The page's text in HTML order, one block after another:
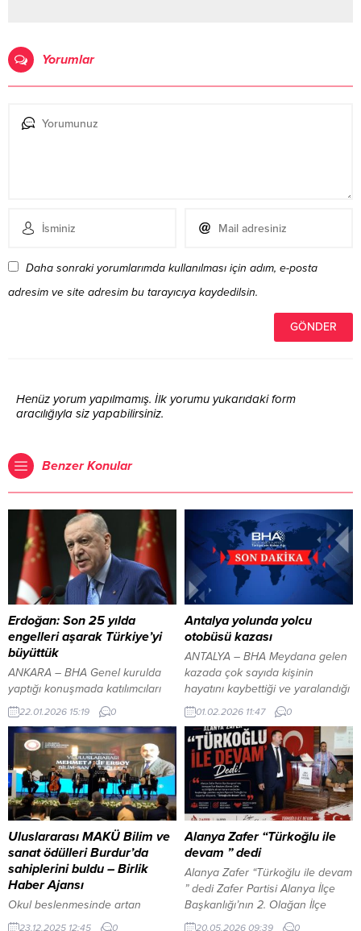
Yorumlar
Daha sonraki yorumlarımda kullanılması için adım, e-posta
adresim ve site adresim bu tarayıcıya kaydedilsin.
Henüz yorum yapılmamış. İlk yorumu yukarıdaki form
aracılığıyla siz yapabilirsiniz.
Benzer Konular
Erdoğan: Son 25 yılda
engelleri aşarak Türkiye’yi
büyüttük
ANKARA – BHA Genel kurulda
yaptığı konuşmada katılımcıları
selamlayan Erdoğan, toplantının
iş dünyası ve ülke adına hayırlı
olmasını temenni etti. Türkiye’nin
ekonomik hedeflerine
ulaşmasında girişimcilerin,
yatırımcıların ve çalışanların
önemli rol oynadığını vurgulayan
Erdoğan, yurt içinde ve yurt
dışında faaliyet gösteren iş
insanlarına teşekkür etti.
Ekonomiye katkı sunan üretici,
sanayici ve...
22.01.2026 15:19 0
Antalya yolunda yolcu
otobüsü kazası
ANTALYA – BHA Meydana gelen
kazada çok sayıda kişinin
hayatını kaybettiği ve yaralandığı
bildirildi. Detaylar geliyor… YAZI
ARASI REKLAM ALANI
01.02.2026 11:47 0
Uluslararası MAKÜ Bilim ve
sanat ödülleri Burdur’da
sahiplerini buldu – Birlik
Haber Ajansı
Okul beslenmesinde artan
hassasiyet, gıda hizmetlerinde
23.12.2025 12:45 0
Alanya Zafer “Türkoğlu ile
devam ” dedi
Alanya Zafer “Türkoğlu ile devam
” dedi Zafer Partisi Alanya İlçe
Başkanlığı’nın 2. Olağan İlçe
Kongresi yoğun katılım ve büyük
20.05.2026 09:39 0